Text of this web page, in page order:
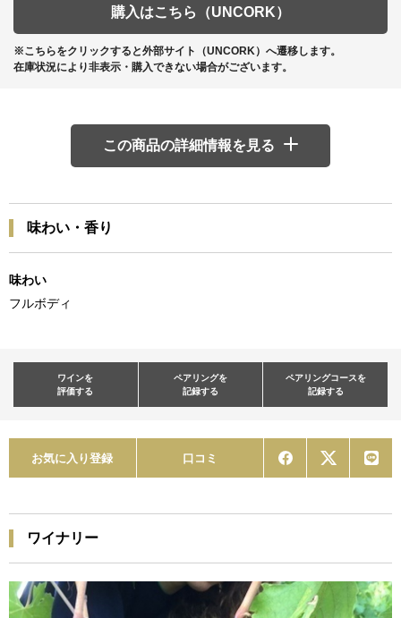
購入はこちら（UNCORK）
※こちらをクリックすると外部サイト（UNCORK）へ遷移します。
在庫状況により非表示・購入できない場合がございます。
この商品の詳細情報を見る
味わい・香り
味わい
フルボディ
ワインを
評価する
ペアリングを
記録する
ペアリングコースを
記録する
お気に入り登録 口コミ
ワイナリー